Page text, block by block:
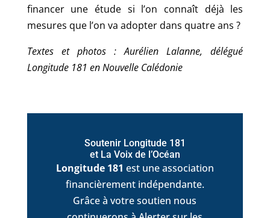
financer une étude si l’on connaît déjà les
mesures que l’on va adopter dans quatre ans ?
Textes et photos : Aurélien Lalanne, délégué
Longitude 181 en Nouvelle Calédonie
Soutenir Longitude 181
et La Voix de l’Océan
Longitude 181 est une association
financièrement indépendante.
Grâce à votre soutien nous